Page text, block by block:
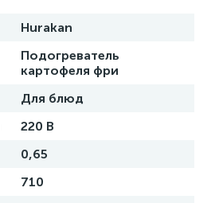
Hurakan
Подогреватель
картофеля фри
Для блюд
220 В
0,65
710